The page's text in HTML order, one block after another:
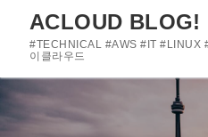
로
로
ACLOUD BLOG!
#TECHNICAL #AWS #IT #LINUX
이클라우드